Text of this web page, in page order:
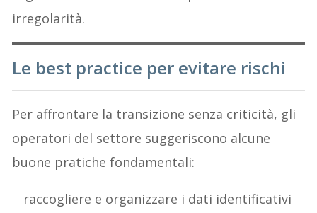
irregolarità.
Le best practice per evitare rischi
Per affrontare la transizione senza criticità, gli
operatori del settore suggeriscono alcune
buone pratiche fondamentali:
raccogliere e organizzare i dati identificativi